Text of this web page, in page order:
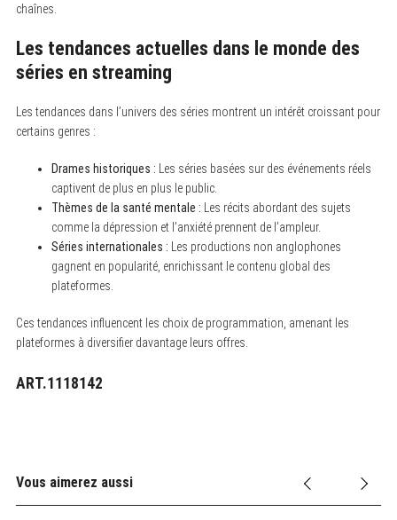
chaînes.
Les tendances actuelles dans le monde des
séries en streaming
Les tendances dans l’univers des séries montrent un intérêt croissant pour
certains genres :
Drames historiques : Les séries basées sur des événements réels
captivent de plus en plus le public.
Thèmes de la santé mentale : Les récits abordant des sujets
comme la dépression et l’anxiété prennent de l’ampleur.
Séries internationales : Les productions non anglophones
gagnent en popularité, enrichissant le contenu global des
plateformes.
Ces tendances influencent les choix de programmation, amenant les
plateformes à diversifier davantage leurs offres.
ART.1118142
Vous aimerez aussi